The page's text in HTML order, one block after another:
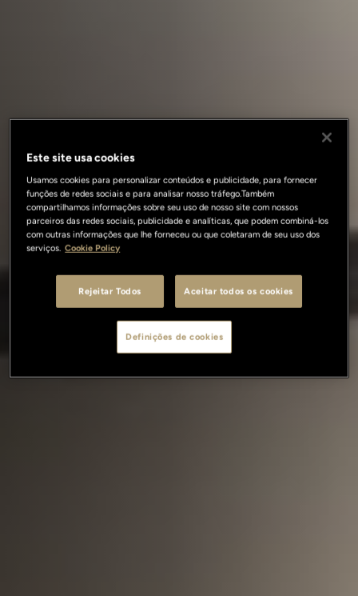
Este site usa cookies
Usamos cookies para personalizar conteúdos e publicidade, para fornecer
funções de redes sociais e para analisar nosso tráfego.Também
compartilhamos informações sobre seu uso de nosso site com nossos
parceiros das redes sociais, publicidade e analíticas, que podem combiná-los
com outras informações que lhe forneceu ou que coletaram de seu uso dos
serviços. Cookie Policy
Rejeitar Todos Aceitar todos os cookies
Definições de cookies